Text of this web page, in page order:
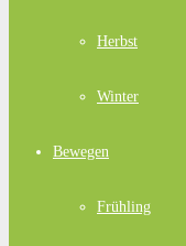
Herbst
Winter
Bewegen
Frühling